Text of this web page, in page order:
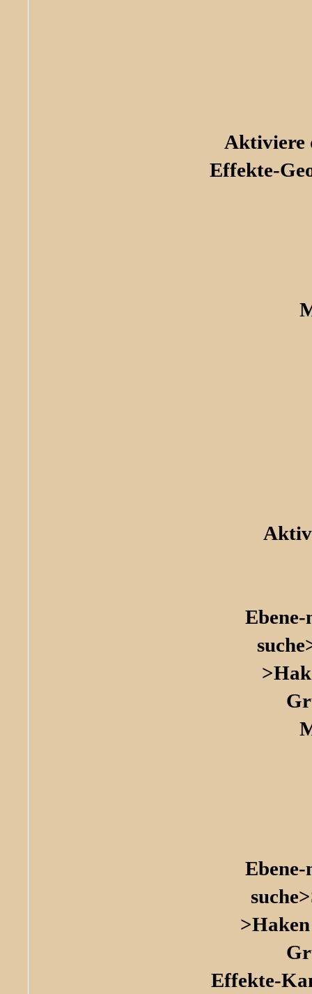
Aktiviere
Effekte-
Ebene-
Ebene-
Effekte-